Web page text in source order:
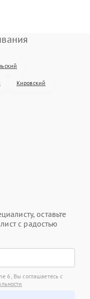
Кировский
оставьте
с радостью
6, Вы соглашаетесь с